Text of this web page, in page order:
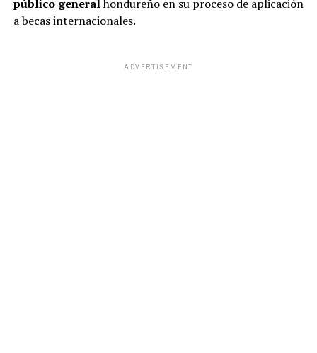
público generalhondureño en su proceso de aplicación
a becas internacionales.
ADVERTISEMENT